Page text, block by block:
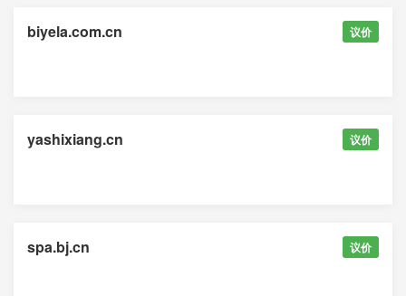
biyela.com.cn 议价
yashixiang.cn 议价
spa.bj.cn 议价